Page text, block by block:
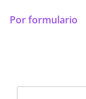
Por formulario